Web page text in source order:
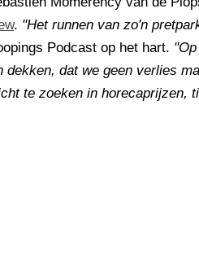
. "Het runnen van zo'n
Podcast op het hart.
dekken, dat we geen verlies
te zoeken in horecaprijzen,